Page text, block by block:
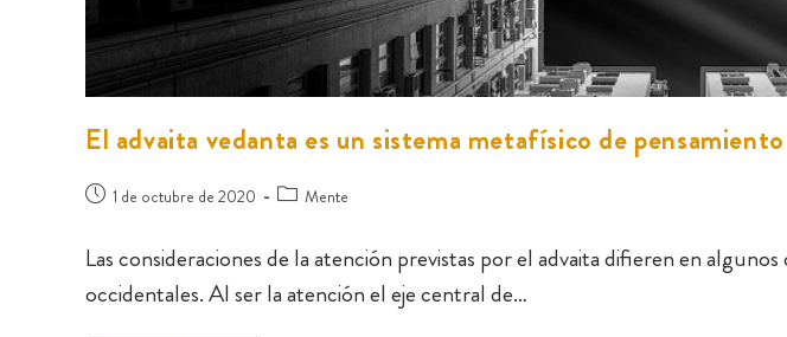
El advaita vedanta es un sistema metafísico de pensamiento
1 de octubre de 2020 Mente
Las consideraciones de la atención previstas por el advaita difieren en
occidentales. Al ser la atención el eje central de…